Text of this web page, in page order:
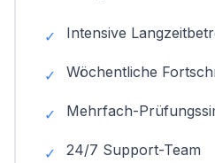
✓ Intensive
✓ Wöchentliche
✓ Mehrfach-
✓ 24/7 Support-Team